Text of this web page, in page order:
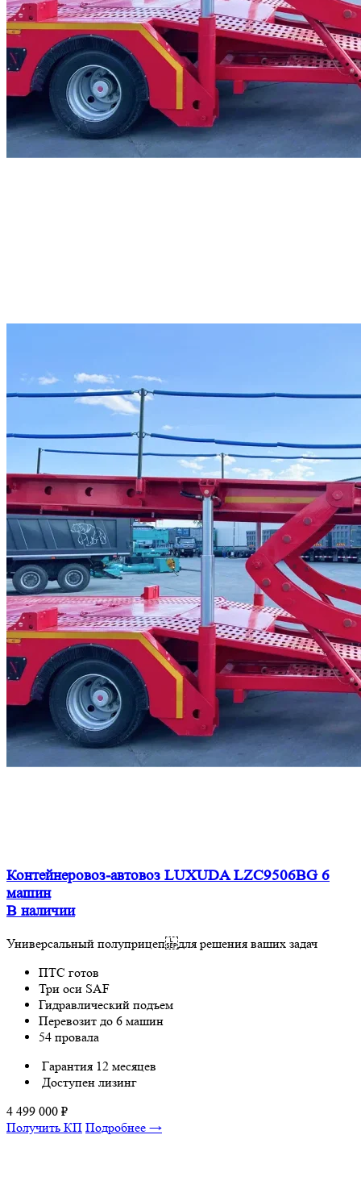
Контейнеровоз-автовоз LUXUDA LZC9506BG 6
машин
В наличии
Универсальный полуприцеп для решения ваших задач
ПТС готов
Три оси SAF
Гидравлический подъем
Перевозит до 6 машин
54 провала
Гарантия 12 месяцев
Доступен лизинг
4 499 000 ₽
Получить КП Подробнее →